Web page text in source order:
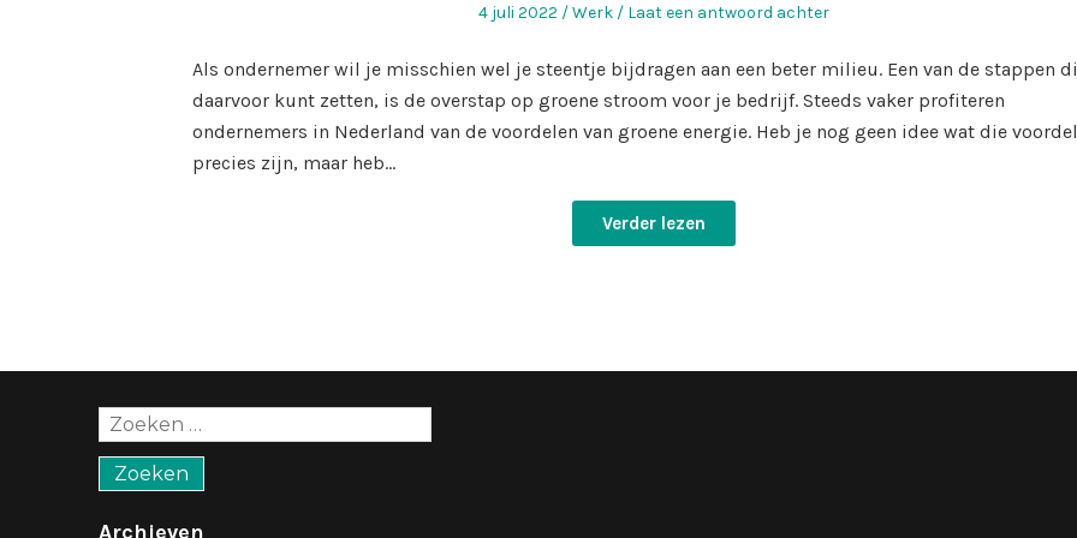
Geplaatst
4 juli 2022
Geplaatst
Werk Laat een antwoord achter
Als ondernemer wil je misschien wel je steentje bijdragen aan een beter milieu. Een van de stappen
daarvoor kunt zetten, is de overstap op groene stroom voor je bedrijf. Steeds vaker profiteren
ondernemers in Nederland van de voordelen van groene energie. Heb je nog geen idee wat die
precies zijn, maar heb…
Verder lezen
Zoeken
naar:
Archieven